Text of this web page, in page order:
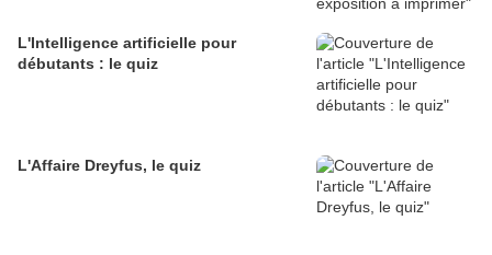
L'Intelligence artificielle pour
débutants : le quiz
L'Affaire Dreyfus, le quiz